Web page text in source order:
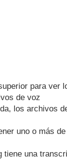
para ver
de voz
los archivos
uno o más
tiene una